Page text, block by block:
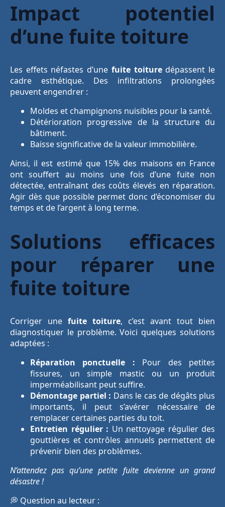
Impact potentiel
d’une fuite toiture
Les effets néfastes d’une fuite toituredépassent le
cadre esthétique. Des infiltrations prolongées
peuvent engendrer :
Moldes et champignons nuisibles pour la santé.
Détérioration progressive de la structure du
bâtiment.
Baisse significative de la valeur immobilière.
Ainsi, il est estimé que 15% des maisons en France
ont souffert au moins une fois d’une fuite non
détectée, entraînant des coûts élevés en réparation.
Agir dès que possible permet donc d’économiser du
temps et de l’argent à long terme.
Solutions efficaces
pour réparer une
fuite toiture
Corriger une fuite toiture, c’est avant tout bien
diagnostiquer le problème. Voici quelques solutions
adaptées :
Réparation ponctuelle : Pour des petites
fissures, un simple mastic ou un produit
imperméabilisant peut suffire.
Démontage partiel : Dans le cas de dégâts plus
importants, il peut s’avérer nécessaire de
remplacer certaines parties du toit.
Entretien régulier : Un nettoyage régulier des
gouttières et contrôles annuels permettent de
prévenir bien des problèmes.
N’attendez pas qu’une petite fuite devienne un grand
désastre !
💭 Question au lecteur :